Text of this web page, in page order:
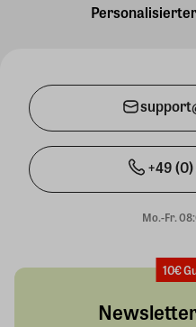
+49 (0)
Mo.-Fr.
10€